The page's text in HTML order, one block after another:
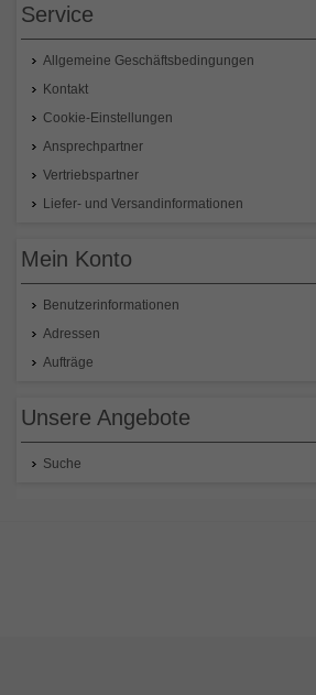
Service
Allgemeine Geschäftsbedingungen
Kontakt
Cookie-Einstellungen
Ansprechpartner
Vertriebspartner
Liefer- und Versandinformationen
Mein Konto
Benutzerinformationen
Adressen
Aufträge
Unsere Angebote
Suche